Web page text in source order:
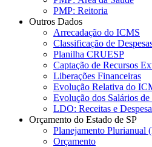
PMP: Reitoria
Outros Dados
Arrecadação do ICMS
Classificação de
Planilha CRUESP
Captação de Recursos
Liberações Financeiras
Evolução Relativa do
Evolução dos Salários
LDO: Receitas e
Orçamento do Estado de SP
Planejamento Plurianual
Orçamento